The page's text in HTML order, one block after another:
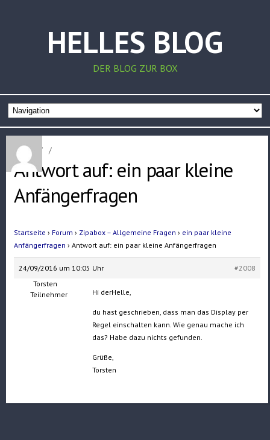
HELLES BLOG
DER BLOG ZUR BOX
Home / /
Antwort auf: ein paar kleine
Anfängerfragen
Startseite › Forum › Zipabox – Allgemeine Fragen › ein paar kleine
Anfängerfragen › Antwort auf: ein paar kleine Anfängerfragen
24/09/2016 um 10:05 Uhr
#2008
Torsten
Teilnehmer
Hi derHelle,
du hast geschrieben, dass man das Display per
Regel einschalten kann. Wie genau mache ich
das? Habe dazu nichts gefunden.
Grüße,
Torsten